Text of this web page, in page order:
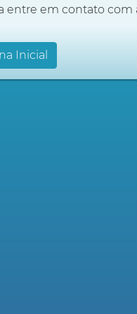
entre em contato com
Inicial